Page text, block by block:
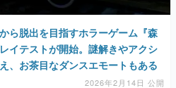
ら脱出を目指すホラーゲーム『森
イテストが開始。謎解きやアクシ
、お茶目なダンスエモートもある
2026年2月14日 公開